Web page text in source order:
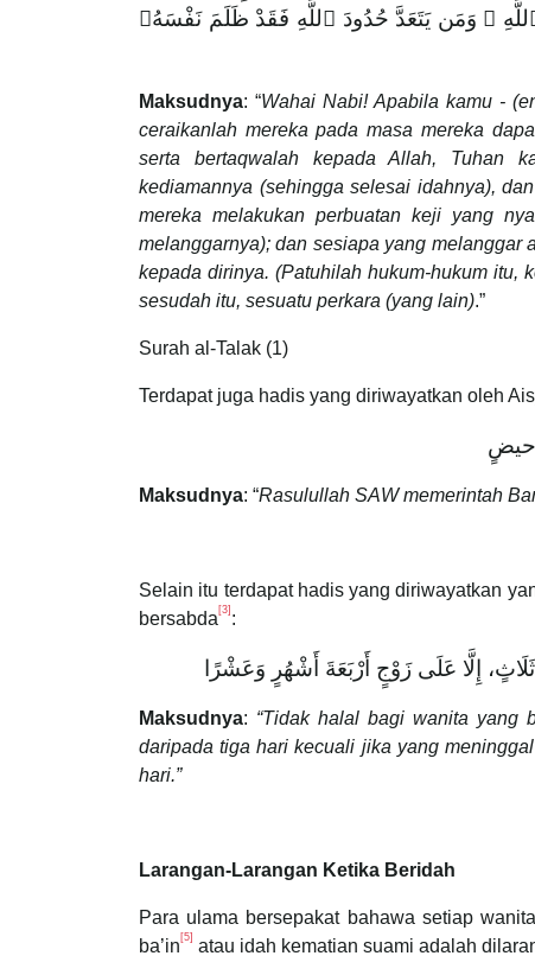
وَمَن يَتَعَدَّ حُدُودَ ٱللَّهِ فَقَدْ ظَلَمَ نَفْسَهُۥ
Maksudnya: “Wahai Nabi! Apabila kamu -
ceraikanlah mereka pada masa mereka
serta bertaqwalah kepada Allah, Tuhan
kediamannya (sehingga selesai idahnya),
mereka melakukan perbuatan keji yang
melanggarnya); dan sesiapa yang melanggar
kepada dirinya. (Patuhilah hukum-hukum itu,
sesudah itu, sesuatu perkara (yang lain).”
Surah al-Talak (1)
Terdapat juga hadis yang diriwayatkan oleh
حيضٍ
Maksudnya: “Rasulullah SAW memerintah
Selain itu terdapat hadis yang diriwayatkan
bersabda [3] :
إِلَّا عَلَى زَوْجٍ أَرْبَعَةَ أَشْهُرٍ وَعَشْرًا
Maksudnya: “Tidak halal bagi wanita yang
daripada tiga hari kecuali jika yang
hari.”
Larangan-Larangan Ketika Beridah
Para ulama bersepakat bahawa setiap
ba’in [5] atau idah kematian suami adalah